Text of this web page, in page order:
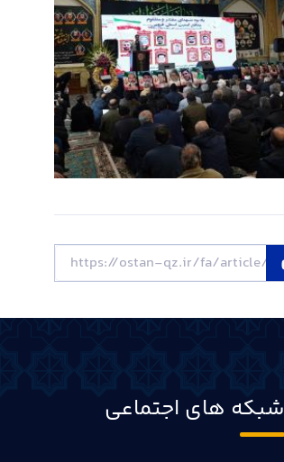
شبکه های اجتماعی